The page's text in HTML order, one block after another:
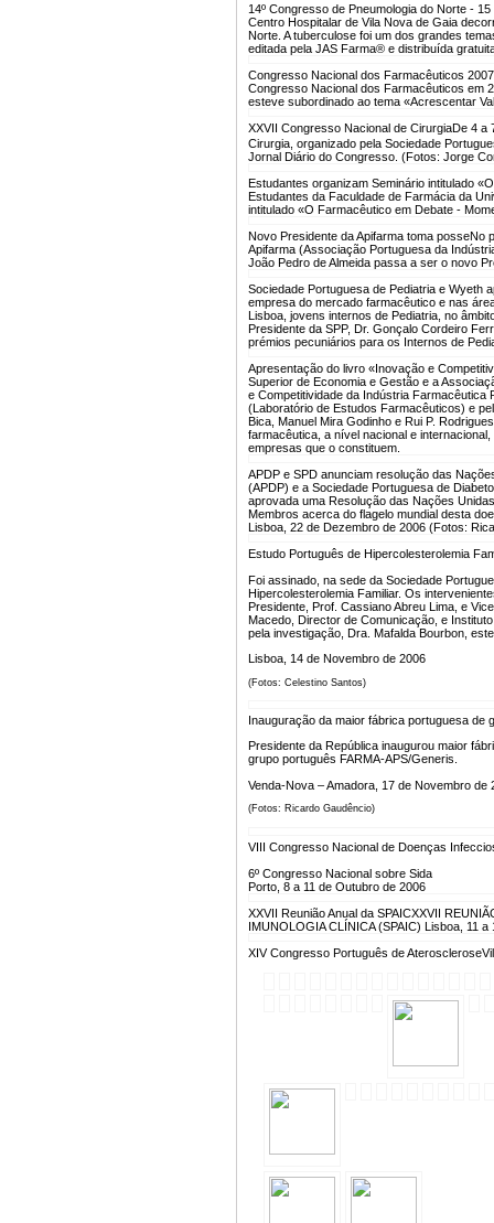
14º Congresso de Pneumologia do Norte -
Centro Hospitalar de Vila Nova de Gaia
Norte. A tuberculose foi um dos grandes
editada pela JAS Farma® e distribuída
Congresso Nacional dos Farmacêuticos 2007
Congresso Nacional dos Farmacêuticos em
esteve subordinado ao tema «Acrescentar
XXVII Congresso Nacional de CirurgiaDe 4 a
Cirurgia, organizado pela Sociedade
Jornal Diário do Congresso. (Fotos: Jorge
Estudantes organizam Seminário intitulado
Estudantes da Faculdade de Farmácia da
intitulado «O Farmacêutico em Debate -
Novo Presidente da Apifarma toma posseNo
Apifarma (Associação Portuguesa da
João Pedro de Almeida passa a ser o novo
Sociedade Portuguesa de Pediatria e Wyeth
empresa do mercado farmacêutico e nas
Lisboa, jovens internos de Pediatria, no
Presidente da SPP, Dr. Gonçalo Cordeiro
prémios pecuniários para os Internos de
Apresentação do livro «Inovação e
Superior de Economia e Gestão e a
e Competitividade da Indústria
(Laboratório de Estudos Farmacêuticos) e
Bica, Manuel Mira Godinho e Rui P.
farmacêutica, a nível nacional e
empresas que o constituem.
APDP e SPD anunciam resolução das
(APDP) e a Sociedade Portuguesa de
aprovada uma Resolução das Nações
Membros acerca do flagelo mundial desta
Lisboa, 22 de Dezembro de 2006 (Fotos:
Estudo Português de Hipercolesterolemia
Foi assinado, na sede da Sociedade
Hipercolesterolemia Familiar. Os
Presidente, Prof. Cassiano Abreu Lima, e
Macedo, Director de Comunicação, e
pela investigação, Dra. Mafalda Bourbon,
Lisboa, 14 de Novembro de 2006
(Fotos: Celestino Santos)
Inauguração da maior fábrica portuguesa de
Presidente da República inaugurou maior
grupo português FARMA-APS/Generis.
Venda-Nova – Amadora, 17 de Novembro de
(Fotos: Ricardo Gaudêncio)
VIII Congresso Nacional de Doenças
6º Congresso Nacional sobre Sida
Porto, 8 a 11 de Outubro de 2006
XXVII Reunião Anual da SPAICXXVII
IMUNOLOGIA CLÍNICA (SPAIC) Lisboa, 11
XIV Congresso Português de Aterosclerose